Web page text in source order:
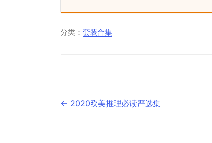
分类：套装合集
文
章
← 2020欧美推理必读严选集